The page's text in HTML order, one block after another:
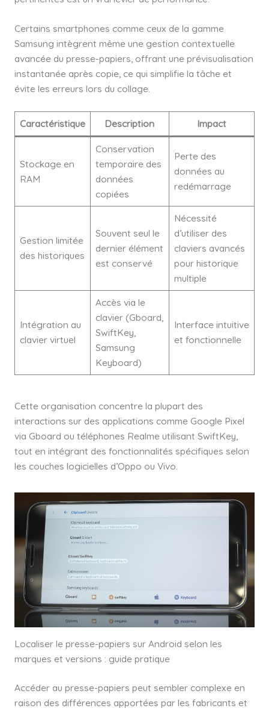
Certains smartphones comme ceux de la gamme
Samsung intègrent même une gestion contextuelle
avancée du presse-papiers, offrant une prévisualisation
instantanée après copie, ce qui simplifie la tâche et
évite les erreurs lors du collage.
Caractéristique Description Impact
Stockage en
RAM
Conservation
temporaire des
données
copiées
Perte des
données au
redémarrage
Gestion limitée
des historiques
Souvent seul le
dernier élément
est conservé
Nécessité
d’utiliser des
claviers avancés
pour historique
multiple
Intégration au
clavier virtuel
Accès via le
clavier (Gboard,
SwiftKey,
Samsung
Keyboard)
Interface intuitive
et fonctionnelle
Cette organisation concentre la plupart des
interactions sur des applications comme Google Pixel
via Gboard ou téléphones Realme utilisant SwiftKey,
tout en intégrant des fonctionnalités spécifiques selon
les couches logicielles d’Oppo ou Vivo.
Localiser le presse-papiers sur Android selon les
marques et versions : guide pratique
Accéder au presse-papiers peut sembler complexe en
raison des différences apportées par les fabricants et